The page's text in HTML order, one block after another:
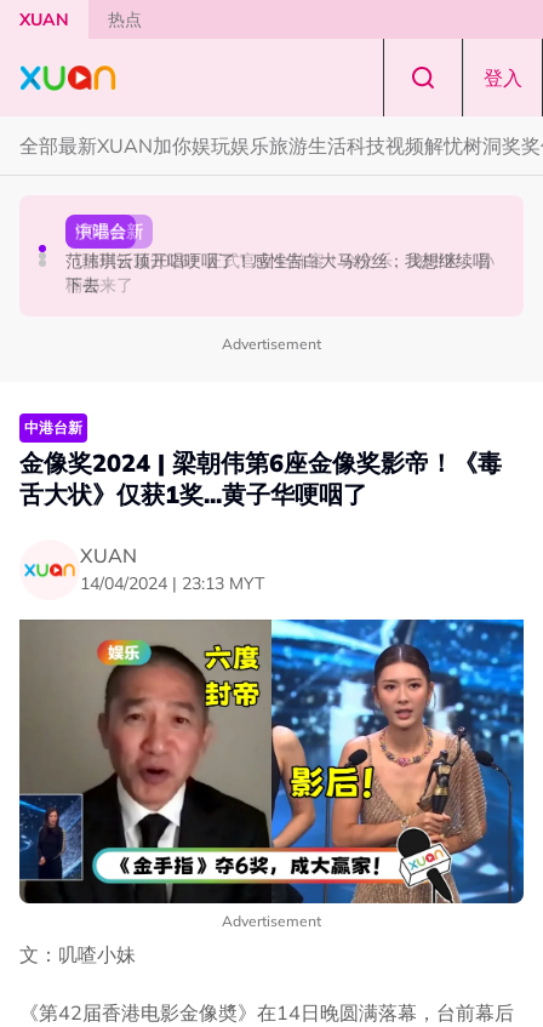
Skip to main content
XUAN 热点
登入
全部最新XUAN加你娱玩娱乐旅游生活科技视频解忧树洞奖
中港台新
陈土豆玩梗《下一站幸福》！同框阿信、吴建豪上演“光晞
不能捐”桥段
演唱会
范玮琪云顶开唱哽咽了！感性告白大马粉丝：我想继续唱
下去
中港台新
《披荆斩棘2026》正式官宣全阵容！余文乐、刘畊宏、孙
楠都来了
Advertisement
中港台新
金像奖2024 | 梁朝伟第6座金像奖影帝！《毒
舌大状》仅获1奖...黄子华哽咽了
XUAN
14/04/2024 | 23:13 MYT
Advertisement
文：叽喳小妹
《第42届香港电影金像奬》在14日晚圆满落幕，台前幕后